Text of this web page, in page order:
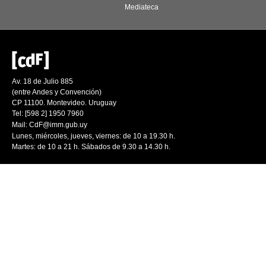
Mediateca
Av. 18 de Julio 885
(entre Andes y Convención)
CP 11100. Montevideo. Uruguay
Tel: [598 2] 1950 7960
Mail: CdF@imm.gub.uy
Lunes, miércoles, jueves, viernes: de 10 a 19.30 h.
Martes: de 10 a 21 h. Sábados de 9.30 a 14.30 h.